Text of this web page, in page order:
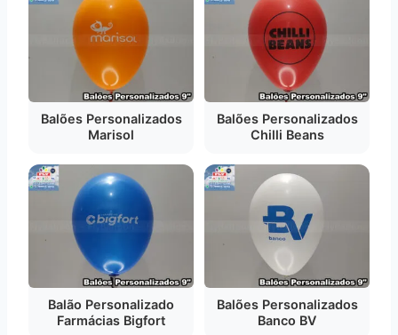
Balões Personalizados
Marisol
Balões Personalizados
Chilli Beans
Balão Personalizado
Farmácias Bigfort
Balões Personalizados
Banco BV